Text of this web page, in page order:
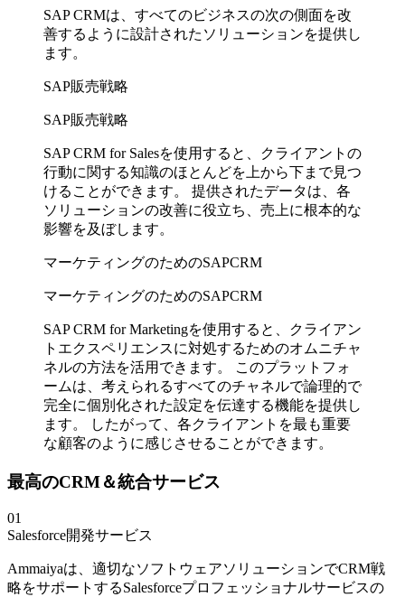
SAP CRMは、すべてのビジネスの次の側面を改
善するように設計されたソリューションを提供し
ます。
SAP販売戦略
SAP販売戦略
SAP CRM for Salesを使用すると、クライアントの
行動に関する知識のほとんどを上から下まで見つ
けることができます。 提供されたデータは、各
ソリューションの改善に役立ち、売上に根本的な
影響を及ぼします。
マーケティングのためのSAPCRM
マーケティングのためのSAPCRM
SAP CRM for Marketingを使用すると、クライアン
トエクスペリエンスに対処するためのオムニチャ
ネルの方法を活用できます。 このプラットフォ
ームは、考えられるすべてのチャネルで論理的で
完全に個別化された設定を伝達する機能を提供し
ます。 したがって、各クライアントを最も重要
な顧客のように感じさせることができます。
最高のCRM＆統合サービス
01
Salesforce開発サービス
Ammaiyaは、適切なソフトウェアソリューションでCRM戦
略をサポートするSalesforceプロフェッショナルサービスの